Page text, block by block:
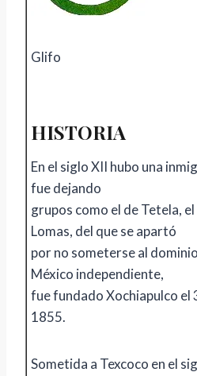
Glifo
HISTORIA
En el siglo XII hubo una
fue dejando
grupos como el de Tetela,
Lomas, del que se apartó
por no someterse al
México independiente,
fue fundado Xochiapulco el
1855.
Sometida a Texcoco en el